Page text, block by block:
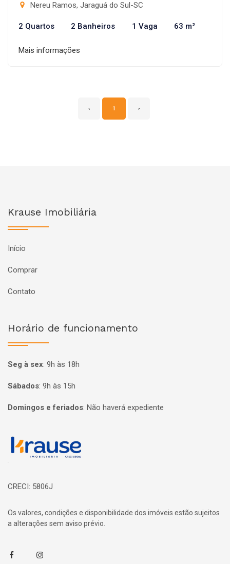
Nereu Ramos, Jaraguá do Sul-SC
2 Quartos 2 Banheiros 1 Vaga 63 m²
Mais informações
‹ 1 ›
Krause Imobiliária
Início
Comprar
Contato
Horário de funcionamento
Seg à sex: 9h às 18h
Sábados: 9h às 15h
Domingos e feriados: Não haverá expediente
Página inicial
CRECI: 5806J
Os valores, condições e disponibilidade dos imóveis estão sujeitos
a alterações sem aviso prévio.
FacebookInstagram